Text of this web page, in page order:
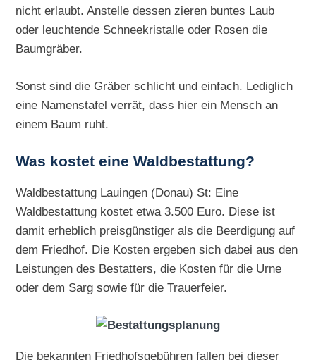
nicht erlaubt. Anstelle dessen zieren buntes Laub
oder leuchtende Schneekristalle oder Rosen die
Baumgräber.
Sonst sind die Gräber schlicht und einfach. Lediglich
eine Namenstafel verrät, dass hier ein Mensch an
einem Baum ruht.
Was kostet eine Waldbestattung?
Waldbestattung Lauingen (Donau) St: Eine
Waldbestattung kostet etwa 3.500 Euro. Diese ist
damit erheblich preisgünstiger als die Beerdigung auf
dem Friedhof. Die Kosten ergeben sich dabei aus den
Leistungen des Bestatters, die Kosten für die Urne
oder dem Sarg sowie für die Trauerfeier.
Die bekannten Friedhofsgebühren fallen bei dieser